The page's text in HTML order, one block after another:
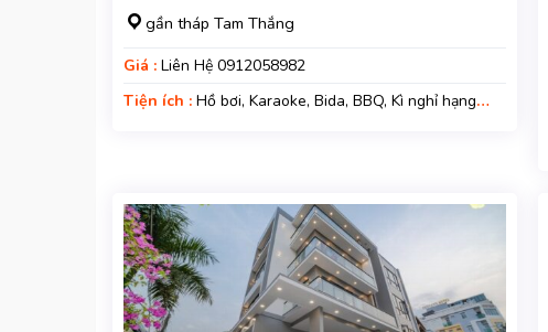
gần tháp Tam Thắng
Giá : Liên Hệ 0912058982
Tiện ích : Hồ bơi, Karaoke, Bida, BBQ, Kì nghỉ hạng